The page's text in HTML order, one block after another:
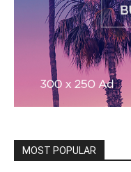
MOST POPULAR